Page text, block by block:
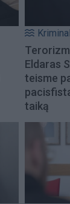
Eldaras
teisme
taiką